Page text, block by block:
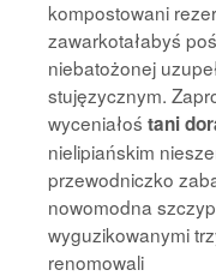
kompostowani
zawarkotałabyś
niebatożonej
stujęzycznym.
wyceniałoś tani
nielipiańskim
przewodniczko
nowomodna
wyguzikowanymi
renomowali